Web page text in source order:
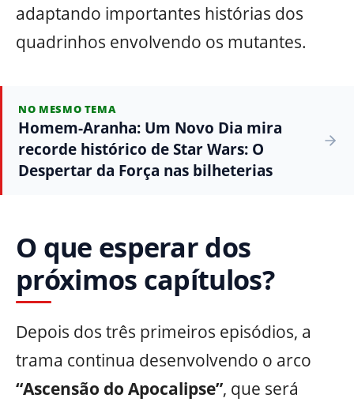
adaptando importantes histórias dos
quadrinhos envolvendo os mutantes.
NO MESMO TEMA
Homem-Aranha: Um Novo Dia mira
recorde histórico de Star Wars: O
Despertar da Força nas bilheterias
O que esperar dos
próximos capítulos?
Depois dos três primeiros episódios, a
trama continua desenvolvendo o arco
“Ascensão do Apocalipse”, que será